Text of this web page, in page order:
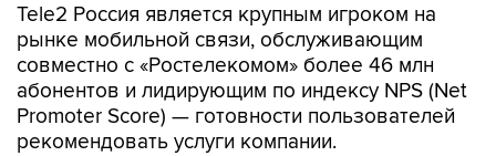
Tele2 Россия является крупным игроком на
рынке мобильной связи, обслуживающим
совместно с «Ростелекомом» более 46 млн
абонентов и лидирующим по индексу NPS (Net
Promoter Score) — готовности пользователей
рекомендовать услуги компании.